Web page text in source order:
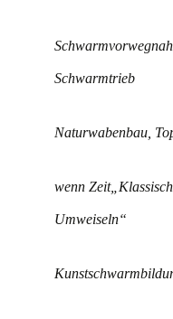
Schwarmtrieb
Naturwabenbau,
wenn
Umweiseln“